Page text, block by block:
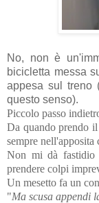
No, non è
bicicletta messa
appesa sul treno
questo senso).
Piccolo passo
Da quando prendo
sempre nell'apposita
Non mi dà
prendere colpi
Un mesetto fa un
"Ma scusa appendi